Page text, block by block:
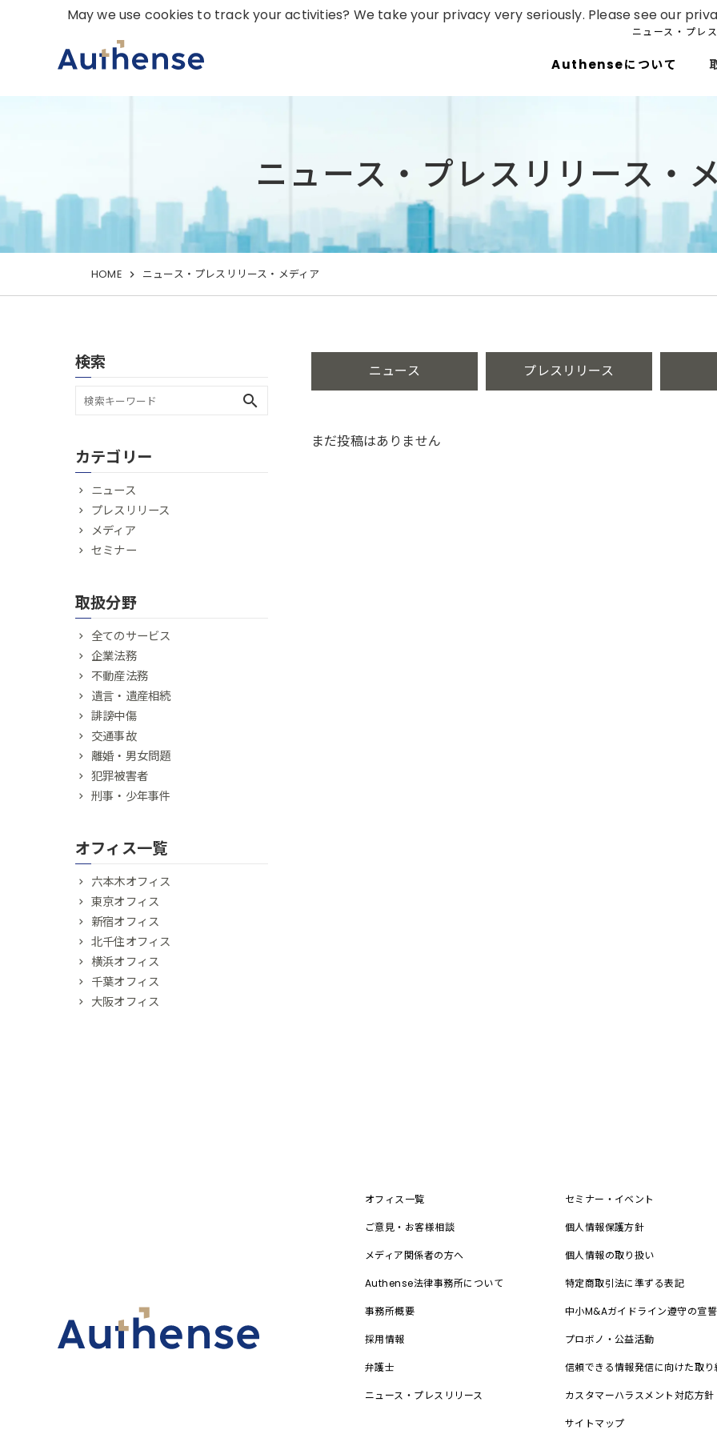
ニュース・プレ
Authenseについて
ニュース・プレスリリース・
HOME ニュース・プレスリリース・メディア
ニュース プレスリリース
まだ投稿はありません
検索
search
カテゴリー
ニュース
プレスリリース
メディア
セミナー
取扱分野
全てのサービス
企業法務
不動産法務
遺言・遺産相続
誹謗中傷
交通事故
離婚・男女問題
犯罪被害者
刑事・少年事件
オフィス一覧
六本木オフィス
東京オフィス
新宿オフィス
北千住オフィス
横浜オフィス
千葉オフィス
大阪オフィス
オフィス一覧
ご意見・お客様相談
メディア関係者の方へ
Authense法律事務所について
事務所概要
採用情報
弁護士
ニュース・プレスリリース
セミナー・イベント
個人情報保護方針
個人情報の取り扱い
特定商取引法に準ずる表記
中小M&Aガイドライン遵守の宣誓
プロボノ・公益活動
信頼できる情報発信に向けた取り
カスタマーハラスメント対応方針
サイトマップ
May we use cookies to track your activities? We take your privacy very seriously. Please see our